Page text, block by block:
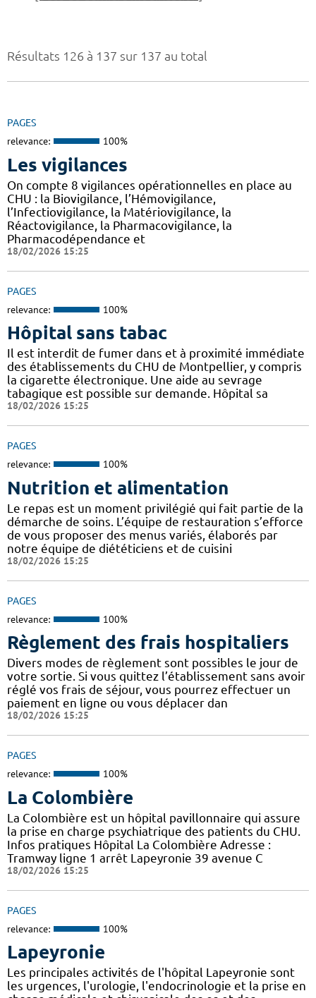
Résultats 126 à 137 sur 137 au total
PAGES
relevance: 100%
Les vigilances
On compte 8 vigilances opérationnelles en place au
CHU : la Biovigilance, l’Hémovigilance,
l’Infectiovigilance, la Matériovigilance, la
Réactovigilance, la Pharmacovigilance, la
Pharmacodépendance et
18/02/2026 15:25
PAGES
relevance: 100%
Hôpital sans tabac
Il est interdit de fumer dans et à proximité immédiate
des établissements du CHU de Montpellier, y compris
la cigarette électronique. Une aide au sevrage
tabagique est possible sur demande. Hôpital sa
18/02/2026 15:25
PAGES
relevance: 100%
Nutrition et alimentation
Le repas est un moment privilégié qui fait partie de la
démarche de soins. L’équipe de restauration s’efforce
de vous proposer des menus variés, élaborés par
notre équipe de diététiciens et de cuisini
18/02/2026 15:25
PAGES
relevance: 100%
Règlement des frais hospitaliers
Divers modes de règlement sont possibles le jour de
votre sortie. Si vous quittez l’établissement sans avoir
réglé vos frais de séjour, vous pourrez effectuer un
paiement en ligne ou vous déplacer dan
18/02/2026 15:25
PAGES
relevance: 100%
La Colombière
La Colombière est un hôpital pavillonnaire qui assure
la prise en charge psychiatrique des patients du CHU.
Infos pratiques Hôpital La Colombière Adresse :
Tramway ligne 1 arrêt Lapeyronie 39 avenue C
18/02/2026 15:25
PAGES
relevance: 100%
Lapeyronie
Les principales activités de l'hôpital Lapeyronie sont
les urgences, l'urologie, l'endocrinologie et la prise en